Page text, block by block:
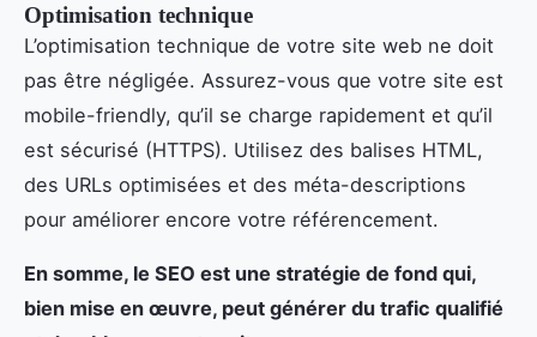
Optimisation technique
L’optimisation technique de votre site web ne doit
pas être négligée. Assurez-vous que votre site est
mobile-friendly, qu’il se charge rapidement et qu’il
est sécurisé (HTTPS). Utilisez des balises HTML,
des URLs optimisées et des méta-descriptions
pour améliorer encore votre référencement.
En somme, le SEO est une stratégie de fond qui,
bien mise en œuvre, peut générer du trafic qualifié